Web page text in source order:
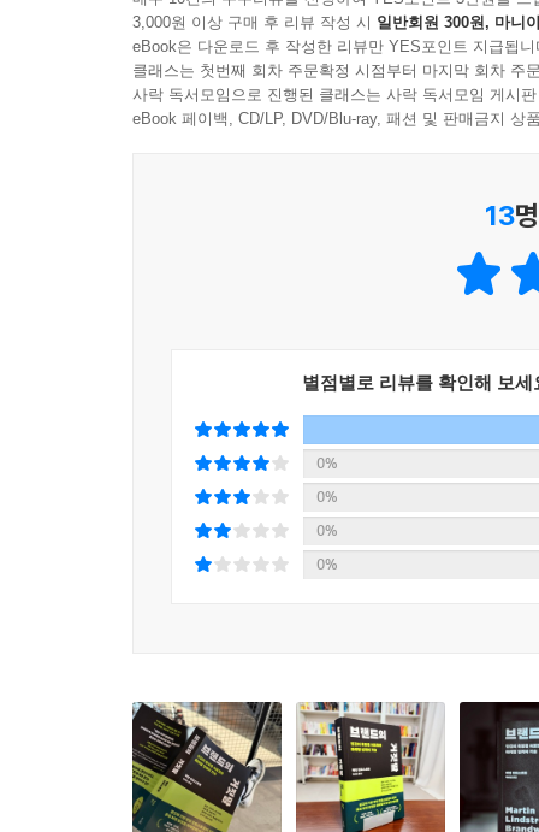
? 브랜드를 추종하게 만드는 강력한 마케팅 키워드
『브랜드의 거짓말』에서 마틴 린드스트롬은
섹스어필, 군중심리, 레트로, 인플루언서, 희망, 데
긍정적인 이미지를 부여하고(레트로), 마치 영적
흐른 사이 현대 마케팅의 가장 기본적인 전략으로
이 역시 자신들의 신발을 신으면 더 가볍고 빠르
전략이 오늘날 런던베이글뮤지엄과 성심당에서
있는 것처럼 말이다(희망).
“세계적인 브랜드 설계자의 마케팅에는 근거 있는
? 뇌과학 분석부터 대규모 연구 프로젝트까지, 경
뇌는 보상감을 자극한다(5장), 애플 제품에 열광
주요 사례와 주장들의 신빙성을 탄탄하게 뒷받침한
6개월 동안 300만 달러를 들여 진행한 〈모겐
3,000원 이상 구매 후 리뷰 작성 시 일반회원 300원, 마니
eBook은 다운로드 후 작성한 리뷰만 YES포인트 지급됩니
클래스는 첫번째 회차 주문확정 시점부터 마지막 회차 주
사락 독서모임으로 진행된 클래스는 사락 독서모임 게시
eBook 페이백, CD/LP, DVD/Blu-ray, 패션 및 판매금지 상
13
별점별로 리뷰를 확인해 보세
0%
0%
0%
0%